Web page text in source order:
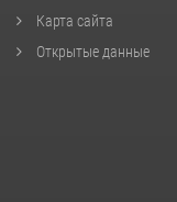
Карта сайта
Открытые данные